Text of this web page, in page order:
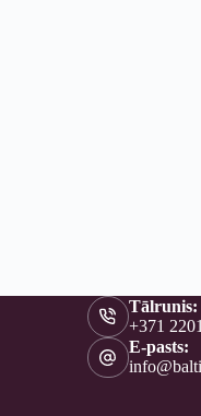
Tālrunis:
+371
E-pasts: